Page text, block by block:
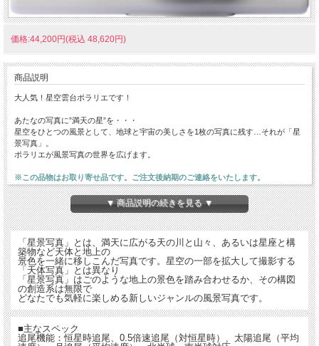
価格:44,200円(税込 48,620円)
商品説明
大人気！星空雲台ポラリエです！
あたなの写真に”満天の星”を・・・
星空をひとつの風景として、地球と宇宙の美しさを1枚の写真に残す…それが「星
景写真」。
ポラリエが風景写真の世界を広げます。
※この品物はお取り寄せ品です。ご注文後納期のご連絡をいたします。
▼ 商品説明の続きを見る ▼
「星景写真」とは、満天に広がる天の川と山々、あるいは星座と構
築物など天体と地上の
景色を一緒に移しこんだ写真です。星空の一部を拡大して撮影する
「天体写真」とは異なり
「星景写真」はごのような地上の景色を踏み合わせるか、その構図
の創造系は無限で
どなたでも気軽に楽しめる新しいジャンルの風景写真です。
■主なスペック
追尾機能：恒星時追尾、0.5倍速追尾（対恒星時）、太陽追尾（平均